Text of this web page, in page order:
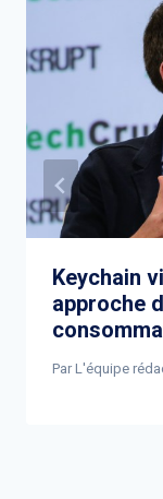
Keychain
approche
Par L'équipe